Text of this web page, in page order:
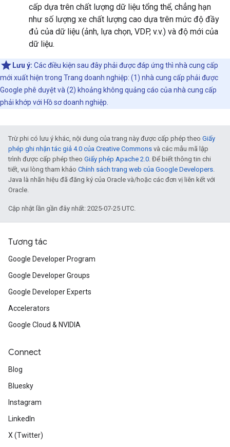
cấp dựa trên chất lượng dữ liệu tổng thể, chẳng hạn
như số lượng xe chất lượng cao dựa trên mức độ đầy
đủ của dữ liệu (ảnh, lựa chọn, VDP, v.v.) và độ mới của
dữ liệu.
Lưu ý: Các điều kiện sau đây phải được đáp ứng thì nhà cung cấp
mới xuất hiện trong Trang doanh nghiệp: (1) nhà cung cấp phải được
Google phê duyệt và (2) khoảng không quảng cáo của nhà cung cấp
phải khớp với Hồ sơ doanh nghiệp.
Trừ phi có lưu ý khác, nội dung của trang này được cấp phép theo Giấy
phép ghi nhận tác giả 4.0 của Creative Commons và các mẫu mã lập
trình được cấp phép theo Giấy phép Apache 2.0. Để biết thông tin chi
tiết, vui lòng tham khảo Chính sách trang web của Google Developers.
Java là nhãn hiệu đã đăng ký của Oracle và/hoặc các đơn vị liên kết với
Oracle.
Cập nhật lần gần đây nhất: 2025-07-25 UTC.
Tương tác
Google Developer Program
Google Developer Groups
Google Developer Experts
Accelerators
Google Cloud & NVIDIA
Connect
Blog
Bluesky
Instagram
LinkedIn
X (Twitter)